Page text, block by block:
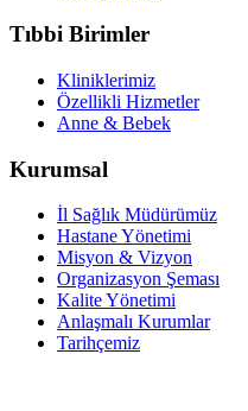
Tıbbi Birimler
Kliniklerimiz
Özellikli Hizmetler
Anne & Bebek
Kurumsal
İl Sağlık Müdürümüz
Hastane Yönetimi
Misyon & Vizyon
Organizasyon Şeması
Kalite Yönetimi
Anlaşmalı Kurumlar
Tarihçemiz